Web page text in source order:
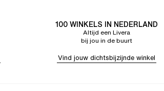
100 WINKELS IN NEDERLAND
Altijd een Livera
bij jou in de buurt
Vind jouw dichtsbijzijnde winkel